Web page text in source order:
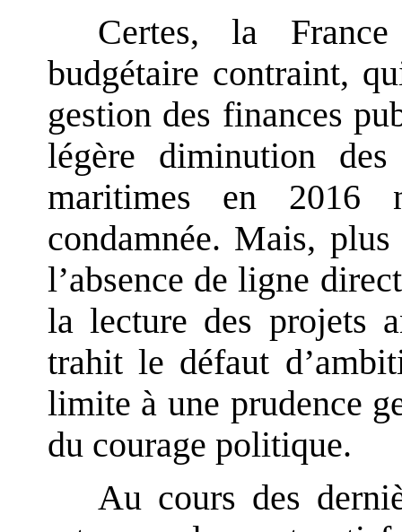
Certes, la
budgétaire contraint,
gestion des finances
légère diminution
maritimes en 2016
condamnée. Mais,
l’absence de ligne
la lecture des projets
trahit le défaut
limite à une prudence
du courage politique.
Au cours des